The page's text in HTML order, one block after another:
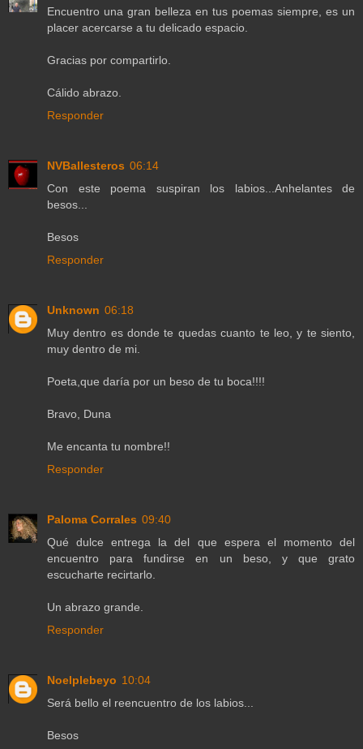
Encuentro una gran belleza en tus poemas siempre, es un
placer acercarse a tu delicado espacio.
Gracias por compartirlo.
Cálido abrazo.
Responder
NVBallesteros 06:14
Con este poema suspiran los labios...Anhelantes de
besos...
Besos
Responder
Unknown 06:18
Muy dentro es donde te quedas cuanto te leo, y te siento,
muy dentro de mi.
Poeta,que daría por un beso de tu boca!!!!
Bravo, Duna
Me encanta tu nombre!!
Responder
Paloma Corrales 09:40
Qué dulce entrega la del que espera el momento del
encuentro para fundirse en un beso, y que grato
escucharte recirtarlo.
Un abrazo grande.
Responder
Noelplebeyo 10:04
Será bello el reencuentro de los labios...
Besos